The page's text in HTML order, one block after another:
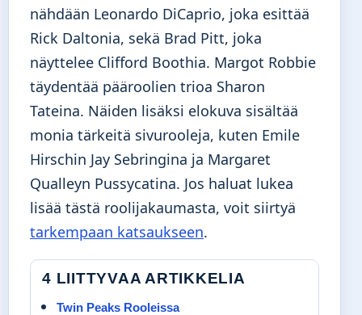
nähdään Leonardo DiCaprio, joka esittää
Rick Daltonia, sekä Brad Pitt, joka
näyttelee Clifford Boothia. Margot Robbie
täydentää pääroolien trioa Sharon
Tateina. Näiden lisäksi elokuva sisältää
monia tärkeitä sivurooleja, kuten Emile
Hirschin Jay Sebringina ja Margaret
Qualleyn Pussycatina. Jos haluat lukea
lisää tästä roolijakaumasta, voit siirtyä
tarkempaan katsaukseen.
4 LIITTYVAA ARTIKKELIA
Twin Peaks Rooleissa